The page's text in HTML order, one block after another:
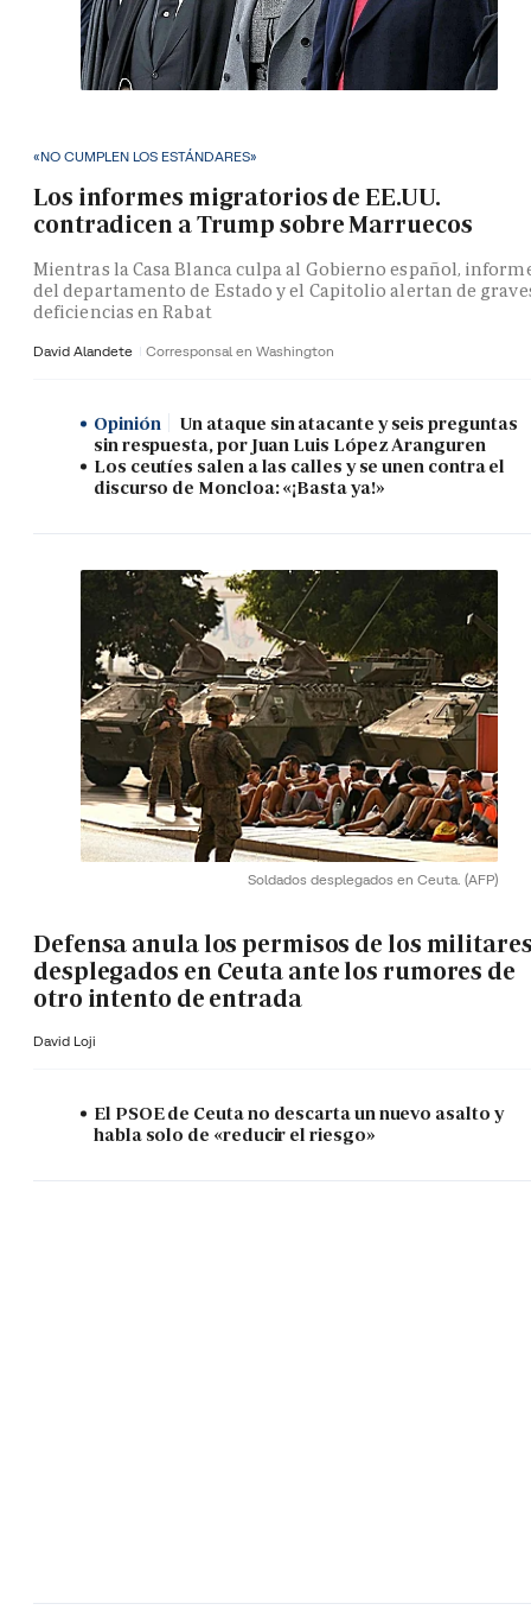
«NO CUMPLEN LOS ESTÁNDARES»
Los informes migratorios de EE.UU.
contradicen a Trump sobre Marruecos
Mientras la Casa Blanca culpa al Gobierno español,
del departamento de Estado y el Capitolio alertan de
deficiencias en Rabat
David Alandete Corresponsal en Washington
Opinión
Un ataque sin atacante y seis preguntas
sin respuesta, por Juan Luis López Aranguren
Los ceutíes salen a las calles y se unen contra el
discurso de Moncloa: «¡Basta ya!»
Soldados desplegados en Ceuta. (AFP)
Defensa anula los permisos de los
desplegados en Ceuta ante los rumores de
otro intento de entrada
David Loji
El PSOE de Ceuta no descarta un nuevo asalto y
habla solo de «reducir el riesgo»